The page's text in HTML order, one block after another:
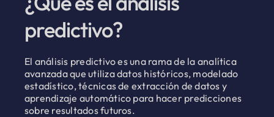
predictivo?
El análisis predictivo es una rama de la analítica
avanzada que utiliza datos históricos, modelado
estadístico, técnicas de extracción de datos y
aprendizaje automático para hacer predicciones
sobre resultados futuros.